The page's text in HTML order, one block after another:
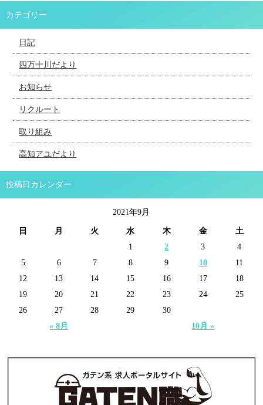
カテゴリー
日記
四万十川だより
お知らせ
リクルート
取り組み
高知アユだより
投稿日カレンダー
2021年9月
日 月 火 水 木 金 土
« 8月 10月 »
1 2 3
4
5
6 7 8 9 10
11
12
13 14 15 16 17
18
19
20 21 22 23 24
25
26
27 28 29 30